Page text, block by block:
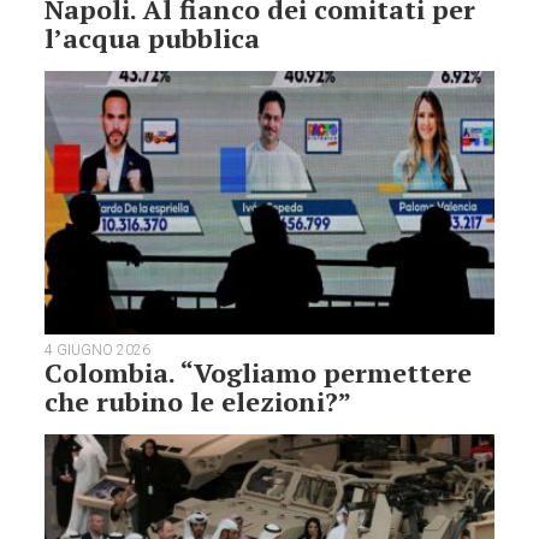
Napoli. Al fianco dei comitati per
l’acqua pubblica
4 GIUGNO 2026
Colombia. “Vogliamo permettere
che rubino le elezioni?”